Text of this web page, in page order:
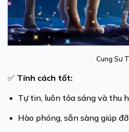
Cung Sư
✅ Tính cách tốt:
Tự tin, luôn tỏa sáng và thu
Hào phóng, sẵn sàng giúp